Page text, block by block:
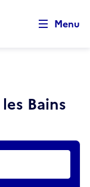
Menu
Bains